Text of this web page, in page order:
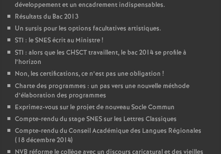
développement et un encadrement indispensables.
Résultats du Bac 2013
Un sursis pour les options facultatives artistiques.
STI : le SNES écrit au Ministre!
STI : alors que les CHSCT travaillent, le bac 2014 se profile à
l’horizon
Non, les certifications, ce n’est pas une obligation !
Charte des programmes : un pas vers une nouvelle méthode
d’élaboration des programmes
Exprimez-vous sur le projet de nouveau Socle Commun
Compte-rendu du stage SNES sur les Lettres Classiques
Compte-rendu du Conseil Académique des Langues Régionales
(18 décembre 2014)